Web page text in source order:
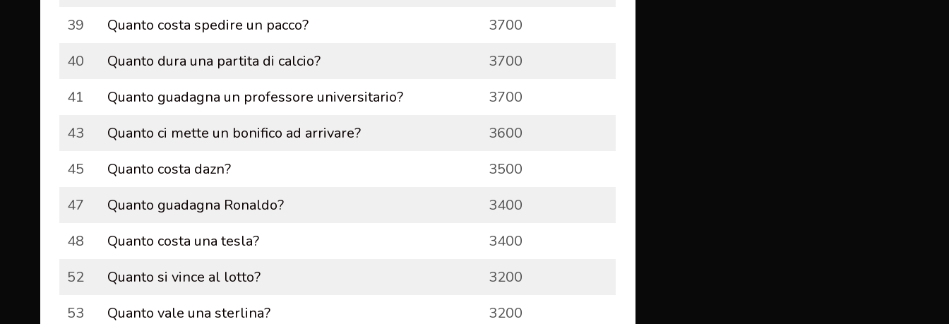
39
Quanto costa spedire un pacco?
3700
40
Quanto dura una partita di calcio?
3700
41
Quanto guadagna un professore universitario?
3700
43
Quanto ci mette un bonifico ad arrivare?
3600
45
Quanto costa dazn?
3500
47
Quanto guadagna Ronaldo?
3400
48
Quanto costa una tesla?
3400
52
Quanto si vince al lotto?
3200
53
Quanto vale una sterlina?
3200